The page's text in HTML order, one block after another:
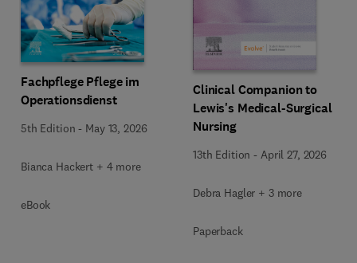
Fachpflege Pflege im
Operationsdienst
5th Edition - May 13, 2026
Bianca Hackert + 4 more
eBook
Clinical Companion to
Lewis's Medical-Surgical
Nursing
13th Edition - April 27, 2026
Debra Hagler + 3 more
Paperback